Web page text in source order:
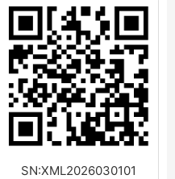
SN:XML2026030101